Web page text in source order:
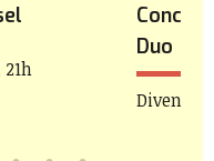
Duo